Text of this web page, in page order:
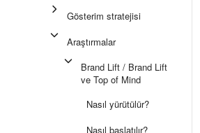
Gösterim stratejisi
Araştırmalar
Brand Lift / Brand Lift
ve Top of Mind
Nasıl yürütülür?
Nasıl başlatılır?